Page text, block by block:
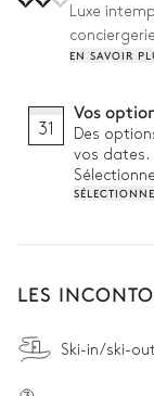
Luxe
EN SAVOIR
31
Vos
Des
vos dates.
LES
Ski-in/ski-out